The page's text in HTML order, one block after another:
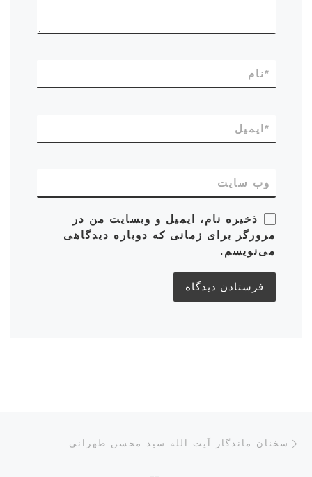
نام*
ایمیل *
وب‌ سایت
ذخیره نام، ایمیل و وبسایت من در
مرورگر برای زمانی که دوباره دیدگاهی
می‌نویسم.
ناوبری پست‌ها
سخنان ماندگار آیت الله سید محسن طهرانی